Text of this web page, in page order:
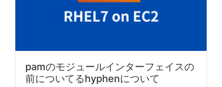
pamのモジュールインターフェイスの
前についてるhyphenについて